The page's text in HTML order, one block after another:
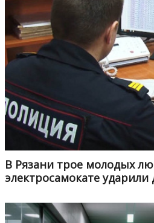
В Рязани трое молодых
электросамокате